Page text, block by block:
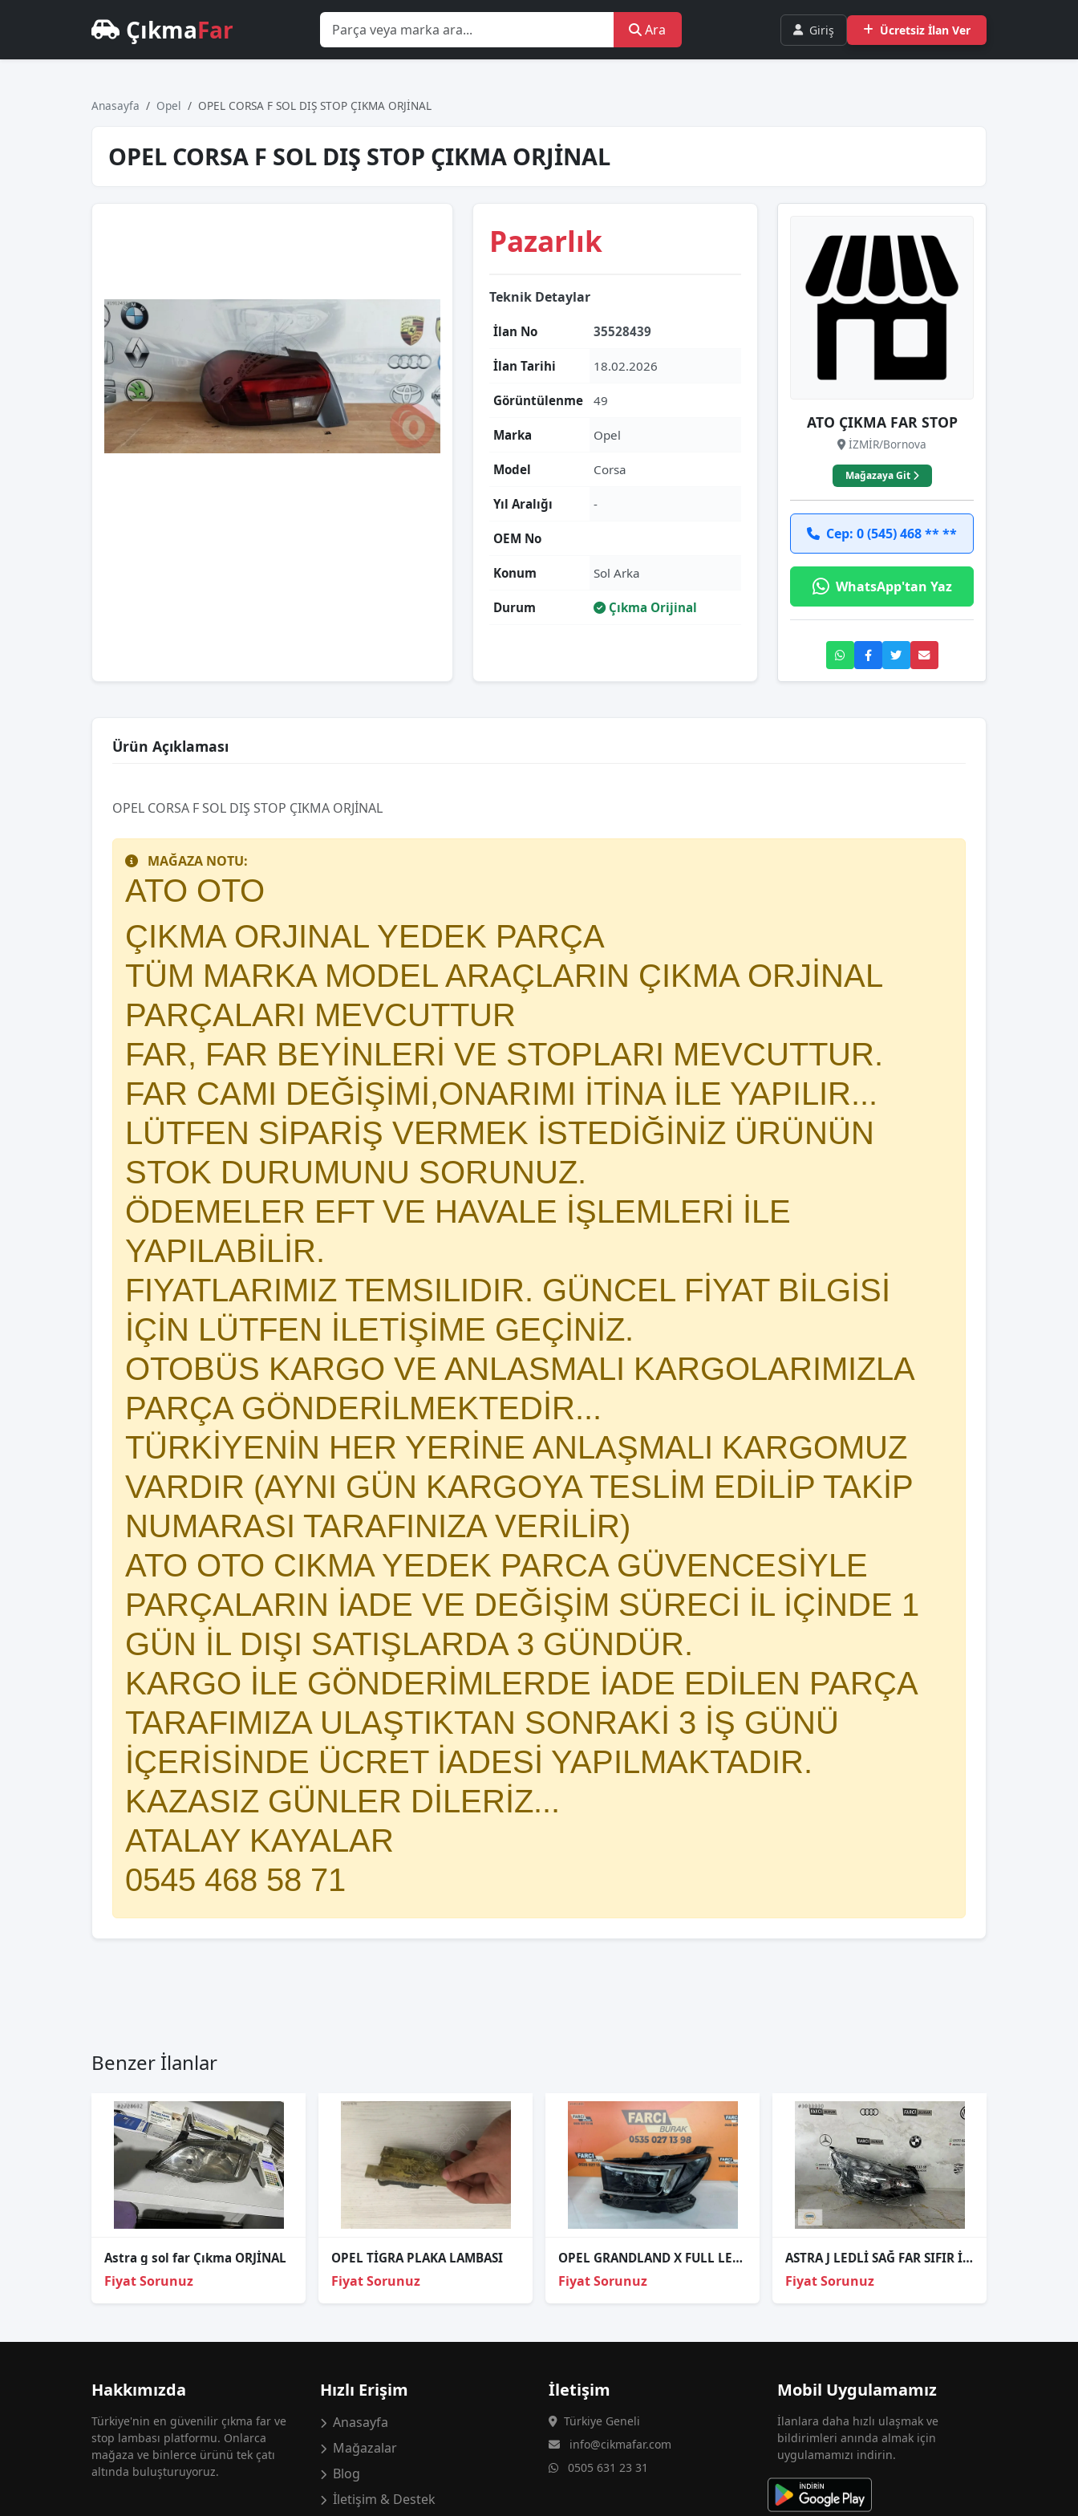
ÇıkmaFar Ara Giriş Ücretsiz İlan Ver
Anasayfa Opel OPEL CORSA F SOL DIŞ STOP ÇIKMA ORJİNAL
OPEL CORSA F SOL DIŞ STOP ÇIKMA ORJİNAL
Pazarlık
Teknik Detaylar
İlan No 35528439
İlan Tarihi 18.02.2026
Görüntülenme 49
Marka Opel
Model Corsa
Yıl Aralığı -
OEM No
Konum Sol Arka
Durum Çıkma Orijinal
ATO ÇIKMA FAR STOP
İZMİR/Bornova
Mağazaya Git
Cep: 0 (545) 468 ** **
WhatsApp'tan Yaz
Ürün Açıklaması
OPEL CORSA F SOL DIŞ STOP ÇIKMA ORJİNAL
MAĞAZA NOTU:
ATO OTO
ÇIKMA ORJINAL YEDEK PARÇA
TÜM MARKA MODEL ARAÇLARIN ÇIKMA ORJİNAL
PARÇALARI MEVCUTTUR
FAR, FAR BEYİNLERİ VE STOPLARI MEVCUTTUR.
FAR CAMI DEĞİŞİMİ,ONARIMI İTİNA İLE YAPILIR...
LÜTFEN SİPARİŞ VERMEK İSTEDİĞİNİZ ÜRÜNÜN
STOK DURUMUNU SORUNUZ.
ÖDEMELER EFT VE HAVALE İŞLEMLERİ İLE
YAPILABİLİR.
FIYATLARIMIZ TEMSILIDIR. GÜNCEL FİYAT BİLGİSİ
İÇİN LÜTFEN İLETİŞİME GEÇİNİZ.
OTOBÜS KARGO VE ANLASMALI KARGOLARIMIZLA
PARÇA GÖNDERİLMEKTEDİR...
TÜRKİYENİN HER YERİNE ANLAŞMALI KARGOMUZ
VARDIR (AYNI GÜN KARGOYA TESLİM EDİLİP TAKİP
NUMARASI TARAFINIZA VERİLİR)
ATO OTO CIKMA YEDEK PARCA GÜVENCESİYLE
PARÇALARIN İADE VE DEĞİŞİM SÜRECİ İL İÇİNDE 1
GÜN İL DIŞI SATIŞLARDA 3 GÜNDÜR.
KARGO İLE GÖNDERİMLERDE İADE EDİLEN PARÇA
TARAFIMIZA ULAŞTIKTAN SONRAKİ 3 İŞ GÜNÜ
İÇERİSİNDE ÜCRET İADESİ YAPILMAKTADIR.
KAZASIZ GÜNLER DİLERİZ...
ATALAY KAYALAR
0545 468 58 71
Benzer İlanlar
Astra g sol far Çıkma ORJİNAL
Fiyat Sorunuz
OPEL TİGRA PLAKA LAMBASI
Fiyat Sorunuz
OPEL GRANDLAND X FULL LED MERCEKLİ SOL FAR ORJİNAL 9850139180
Fiyat Sorunuz
ASTRA J LEDLİ SAĞ FAR SIFIR İTHAL
Fiyat Sorunuz
Hakkımızda
Türkiye'nin en güvenilir çıkma far ve
stop lambası platformu. Onlarca
mağaza ve binlerce ürünü tek çatı
altında buluşturuyoruz.
Hızlı Erişim
Anasayfa
Mağazalar
Blog
İletişim & Destek
İletişim
Türkiye Geneli
info@cikmafar.com
0505 631 23 31
Mobil Uygulamamız
İlanlara daha hızlı ulaşmak ve
bildirimleri anında almak için
uygulamamızı indirin.